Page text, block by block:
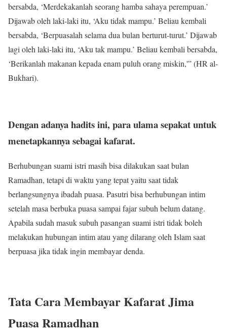
bersabda, ‘Merdekakanlah seorang hamba sahaya perempuan.’
Dijawab oleh laki-laki itu, ‘Aku tidak mampu.’ Beliau kembali
bersabda, ‘Berpuasalah selama dua bulan berturut-turut.’ Dijawab
lagi oleh laki-laki itu, ‘Aku tak mampu.’ Beliau kembali bersabda,
‘Berikanlah makanan kepada enam puluh orang miskin,'” (HR al-
Bukhari).
Dengan adanya hadits ini, para ulama sepakat untuk
menetapkannya sebagai kafarat.
Berhubungan suami istri masih bisa dilakukan saat bulan
Ramadhan, tetapi di waktu yang tepat yaitu saat tidak
berlangsungnya ibadah puasa. Pasutri bisa berhubungan intim
setelah masa berbuka puasa sampai fajar subuh belum datang.
Apabila sudah masuk subuh pasangan suami istri tidak boleh
melakukan hubungan intim atau yang dilarang oleh Islam saat
berpuasa jika tidak ingin membayar denda.
Tata Cara Membayar Kafarat Jima
Puasa Ramadhan